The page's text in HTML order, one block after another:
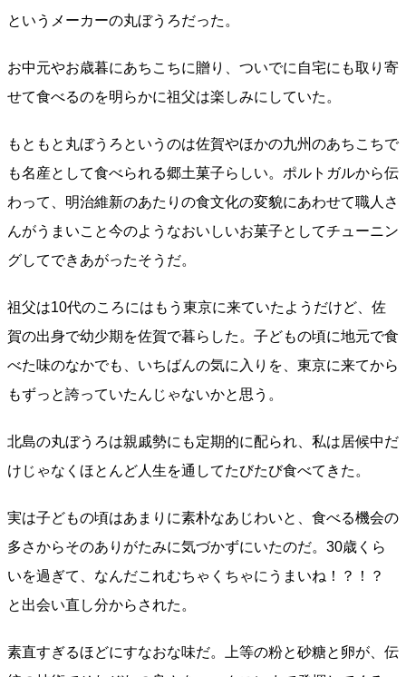
というメーカーの丸ぼうろだった。
お中元やお歳暮にあちこちに贈り、ついでに自宅にも取り寄
せて食べるのを明らかに祖父は楽しみにしていた。
もともと丸ぼうろというのは佐賀やほかの九州のあちこちで
も名産として食べられる郷土菓子らしい。ポルトガルから伝
わって、明治維新のあたりの食文化の変貌にあわせて職人さ
んがうまいこと今のようなおいしいお菓子としてチューニン
グしてできあがったそうだ。
祖父は10代のころにはもう東京に来ていたようだけど、佐
賀の出身で幼少期を佐賀で暮らした。子どもの頃に地元で食
べた味のなかでも、いちばんの気に入りを、東京に来てから
もずっと誇っていたんじゃないかと思う。
北島の丸ぼうろは親戚勢にも定期的に配られ、私は居候中だ
けじゃなくほとんど人生を通してたびたび食べてきた。
実は子どもの頃はあまりに素朴なあじわいと、食べる機会の
多さからそのありがたみに気づかずにいたのだ。30歳くら
いを過ぎて、なんだこれむちゃくちゃにうまいね！？！？
と出会い直し分からされた。
素直すぎるほどにすなおな味だ。上等の粉と砂糖と卵が、伝